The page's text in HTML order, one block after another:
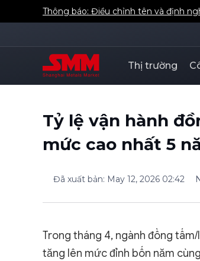
Thông báo: Điều chỉnh tên và định
Thị trường
Tỷ lệ vận hành
mức cao nhất 5
Đã xuất bản: May 12, 2026 02:42
Trong tháng 4, ngành đồng
tăng lên mức đỉnh bốn năm